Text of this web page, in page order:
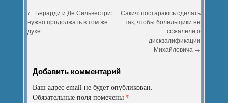
← Берарди и Де Сильвестри:
нужно продолжать в том же
духе
Сакич: постараюсь сделать
так, чтобы болельщики не
сожалели о
дисквалификации
Михайловича →
Добавить комментарий
Ваш адрес email не будет опубликован.
Обязательные поля помечены *